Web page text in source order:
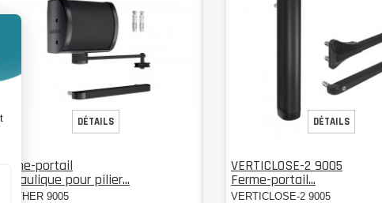
Ferme-portail
hydraulique pour pilier...
PANTHER 9005
DÉTAILS
VERTICLOSE-2 9005
Ferme-portail...
VERTICLOSE-2 9005
DÉTAILS